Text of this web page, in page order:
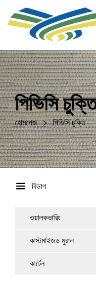
পিভিসি
হোমপেজ পিভিসি চুক্তি
বিভাগ
ওয়ালকভারিং
কাস্টমাইজড মুরাল
কার্টেন